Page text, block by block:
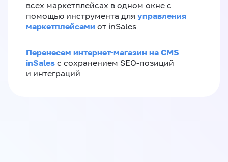
всех маркетплейсах в одном окне с
помощью инструмента для управления
маркетплейсами от inSales
Перенесем интернет-магазин на CMS
inSales с сохранением SEO-позиций
и интеграций